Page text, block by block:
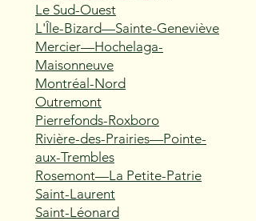
Le Sud-Ouest
L'Île-Bizard—Sainte-Geneviève
Mercier—Hochelaga-
Maisonneuve
Montréal-Nord
Outremont
Pierrefonds-Roxboro
Rivière-des-Prairies—Pointe-
aux-Trembles
Rosemont—La Petite-Patrie
Saint-Laurent
Saint-Léonard